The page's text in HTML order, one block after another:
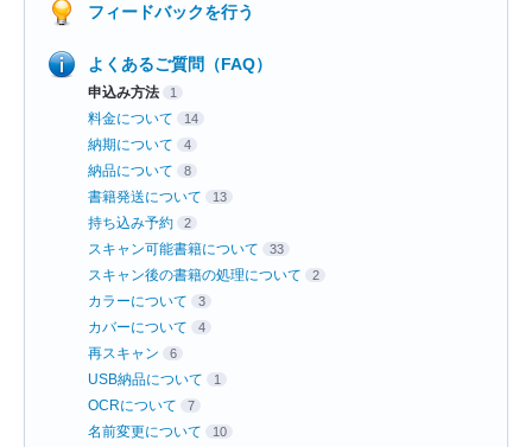
フィードバックを行う
よくあるご質問（FAQ）
申込み方法 1
料金について 14
納期について 4
納品について 8
書籍発送について 13
持ち込み予約 2
スキャン可能書籍について 33
スキャン後の書籍の処理について 2
カラーについて 3
カバーについて 4
再スキャン 6
USB納品について 1
OCRについて 7
名前変更について 10